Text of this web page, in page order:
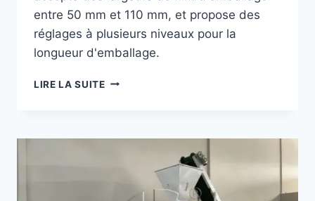
entre 50 mm et 110 mm, et propose des
réglages à plusieurs niveaux pour la
longueur d'emballage.
LIRE LA SUITELE
ACHETÉ
D'EMBALLAGE